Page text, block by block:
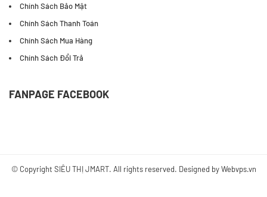
Chính Sách Bảo Mật
Chính Sách Thanh Toán
Chính Sách Mua Hàng
Chính Sách Đổi Trả
FANPAGE FACEBOOK
© Copyright SIÊU THỊ JMART. All rights reserved. Designed byWebvps.vn